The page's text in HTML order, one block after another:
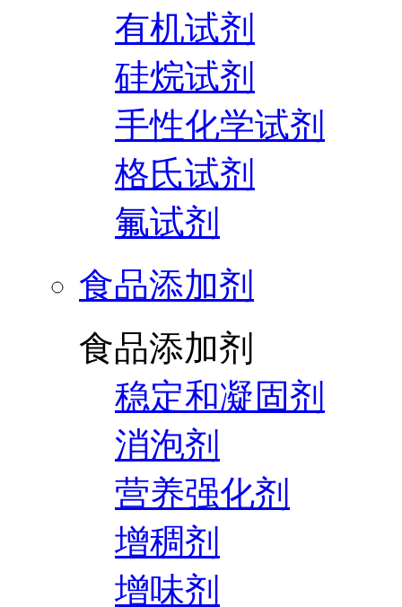
有机试剂
硅烷试剂
手性化学试剂
格氏试剂
氟试剂
食品添加剂
食品添加剂
稳定和凝固剂
消泡剂
营养强化剂
增稠剂
增味剂